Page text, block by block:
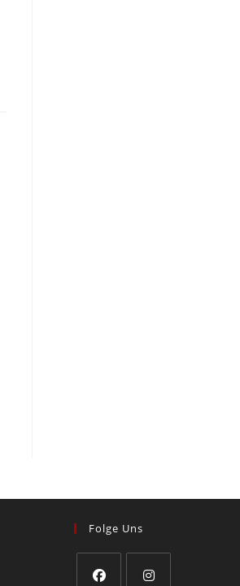
Folge Uns